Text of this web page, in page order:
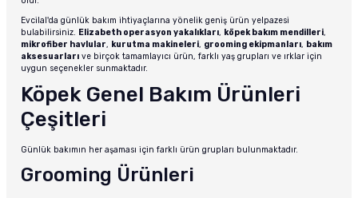
Evcilal'da günlük bakım ihtiyaçlarına yönelik geniş ürün yelpazesi
bulabilirsiniz. Elizabeth operasyon yakalıkları, köpek bakım mendilleri,
mikrofiber havlular, kurutma makineleri, grooming ekipmanları, bakım
aksesuarları ve birçok tamamlayıcı ürün, farklı yaş grupları ve ırklar için
uygun seçenekler sunmaktadır.
Köpek Genel Bakım Ürünleri
Çeşitleri
Günlük bakımın her aşaması için farklı ürün grupları bulunmaktadır.
Grooming Ürünleri